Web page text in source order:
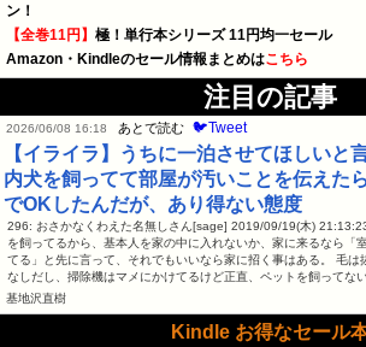
ン！
【全巻11円】 極！単行本シリーズ 11円均一セール
Amazon・Kindleのセール情報まとめはこちら
注目の記事
2026/06/08 16:18 あとで読む 🐦Tweet
【イライラ】うちに一泊させてほしいと
内犬を飼ってて部屋が汚いことを伝えた
でOKしたんだが、あり得ない態度
296: おさかなくわえた名無しさん[sage] 2019/09/19(木)
を飼ってるから、基本人を家の中に入れないか、家に来るなら「
てる」と先に言って、それでもいいなら家に招く事はある。 毛は
なしだし、掃除機はマメにかけてるけど正直、ペットを飼ってな
基地沢直樹
Kindle お得なセール